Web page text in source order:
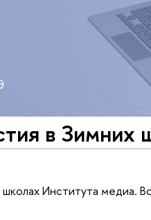
в Зимних
Института медиа.